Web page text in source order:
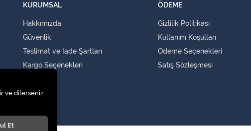
KURUMSAL
Hakkımızda
Güvenlik
Teslimat ve İade Şartları
Kargo Seçenekleri
ÖDEME
Gizlilik Politikası
Kullanım Koşulları
Ödeme Seçenekleri
Satış Sözleşmesi
İletişim
ve dilerseniz
Et